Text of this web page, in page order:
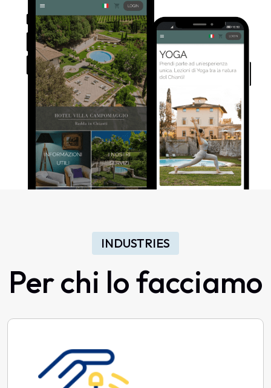
INDUSTRIES
Per chi lo facciamo